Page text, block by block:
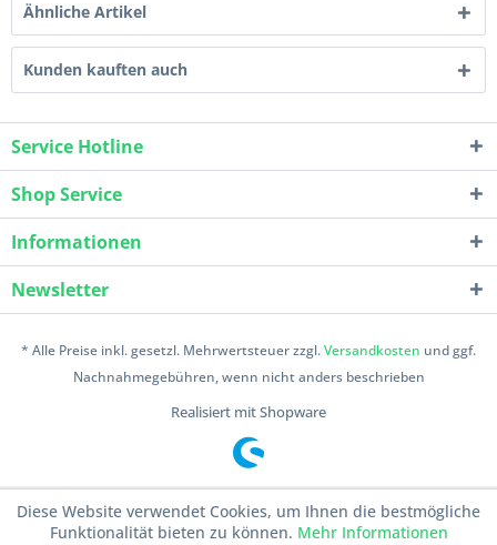
Ähnliche Artikel
Kunden kauften auch
Service Hotline
Shop Service
Informationen
Newsletter
* Alle Preise inkl. gesetzl. Mehrwertsteuer zzgl.Versandkosten und ggf.
Nachnahmegebühren, wenn nicht anders beschrieben
Realisiert mit Shopware
Diese Website verwendet Cookies, um Ihnen die bestmögliche
Funktionalität bieten zu können. Mehr Informationen